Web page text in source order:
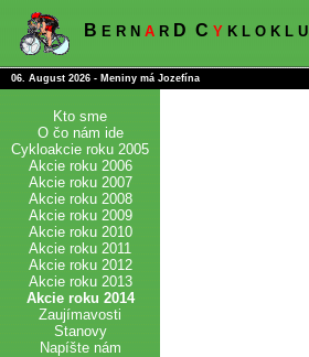
B E R N A R D C Y K L O K L U
06. August 2026 - Meniny má Jozefína
Kto sme
O čo nám ide
Cykloakcie roku 2005
Akcie roku 2006
Akcie roku 2007
Akcie roku 2008
Akcie roku 2009
Akcie roku 2010
Akcie roku 2011
Akcie roku 2012
Akcie roku 2013
Akcie roku 2014
Zaujímavosti
Stanovy
Napíšte nám